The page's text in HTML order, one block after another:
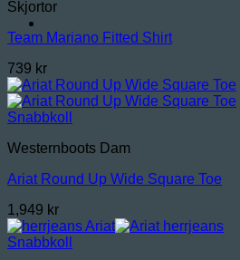
Skjortor
Team Mariano Fitted Shirt
739 kr
Snabbkoll
Westernboots Dam
Ariat Round Up Wide Square Toe
1,949 kr
Snabbkoll